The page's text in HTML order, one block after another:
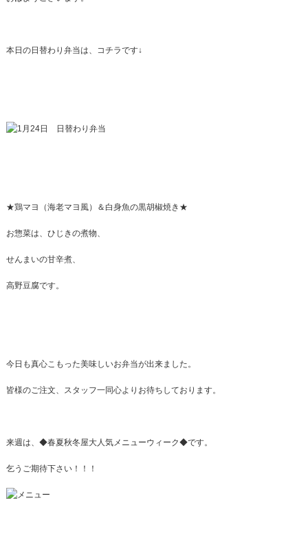
本日の日替わり弁当は、コチラです↓
★鶏マヨ（海老マヨ風）＆白身魚の黒胡椒焼き★
お惣菜は、ひじきの煮物、
せんまいの甘辛煮、
高野豆腐です。
今日も真心こもった美味しいお弁当が出来ました。
皆様のご注文、スタッフ一同心よりお待ちしております。
来週は、◆春夏秋冬屋大人気メニューウィーク◆です。
乞うご期待下さい！！！